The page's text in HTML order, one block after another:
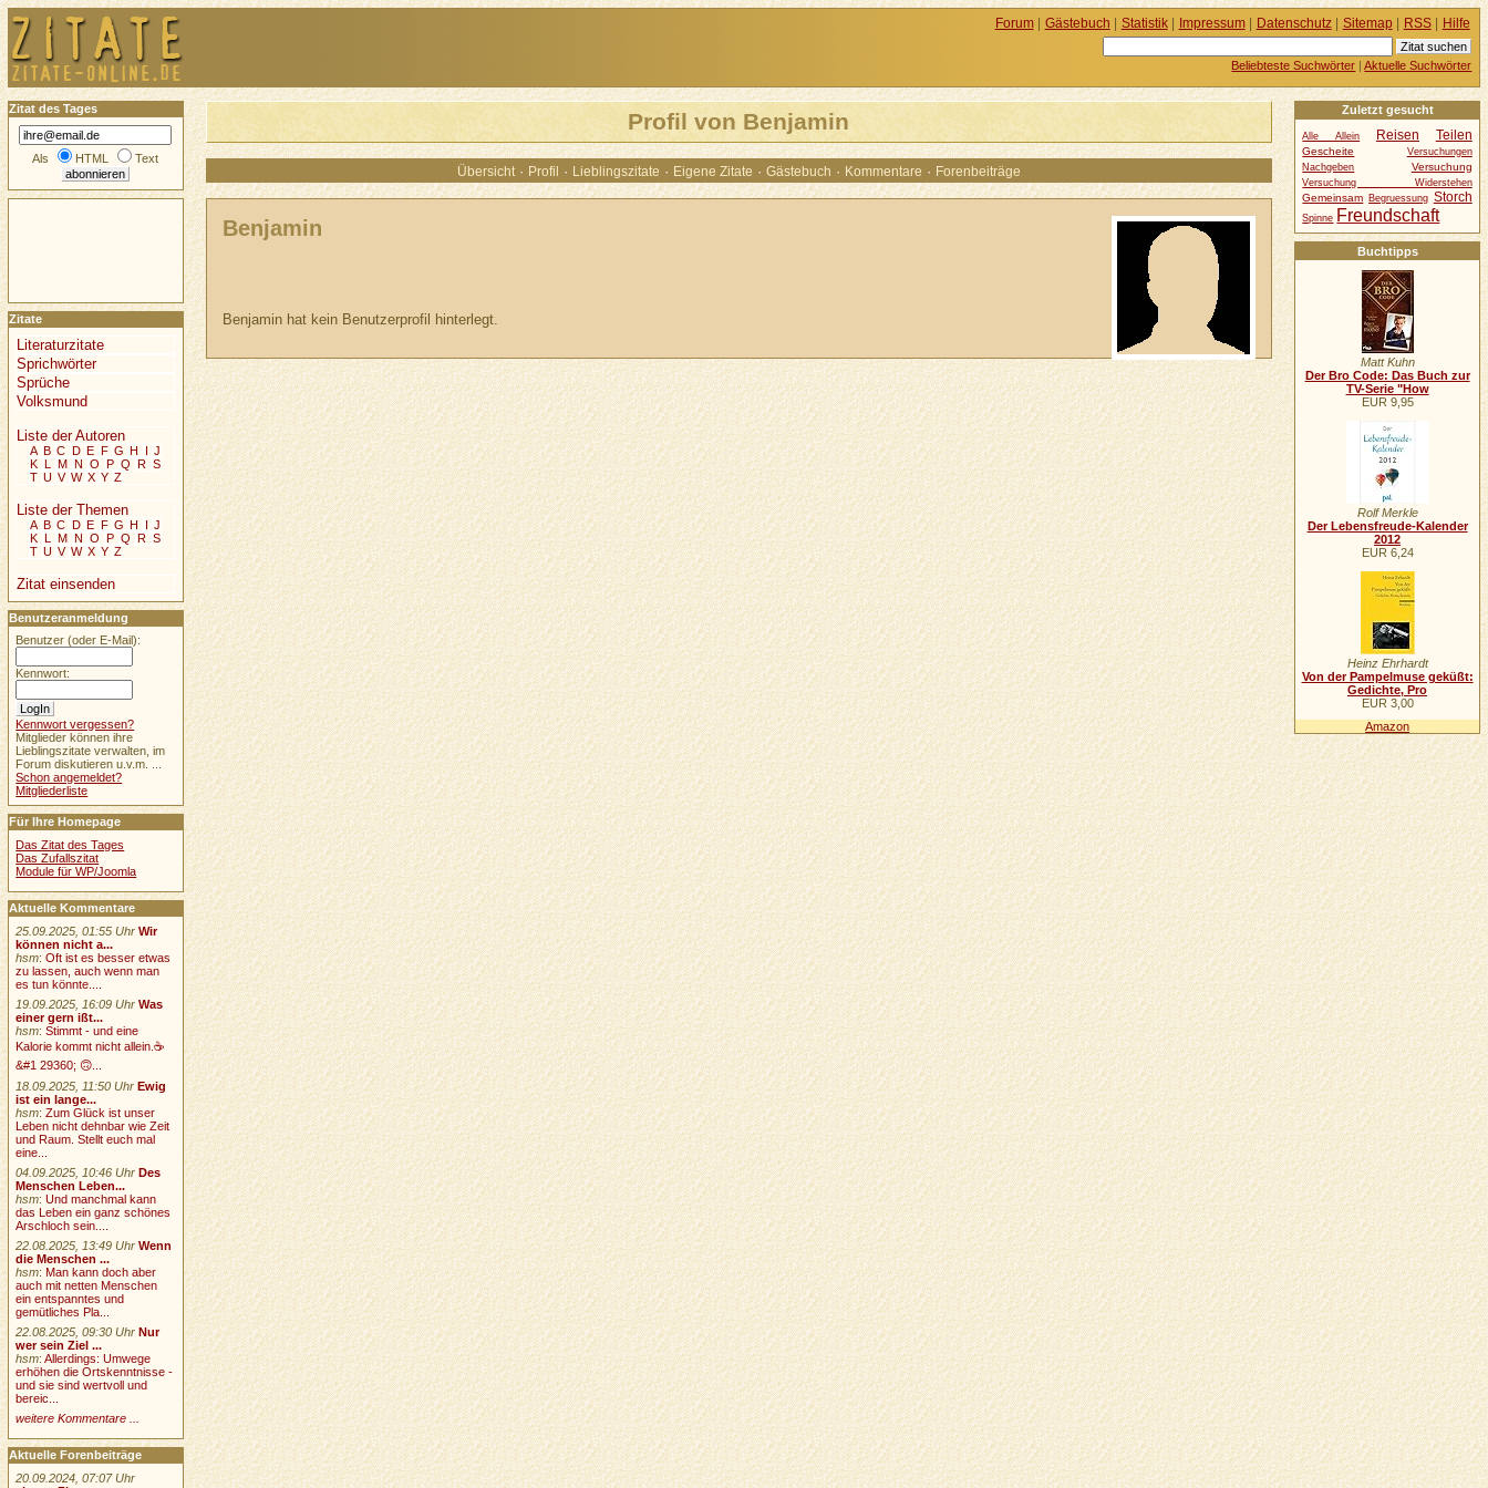
Profil von Benjamin
Übersicht · Profil · Lieblingszitate · Eigene Zitate · Gästebuch · Kommentare · Forenbeiträge
Benjamin
Benjamin hat kein Benutzerprofil hinterlegt.
Zuletzt gesucht
Alle Allein Reisen Teilen
Gescheite
Versuchungen
Nachgeben
Versuchung
Versuchung Widerstehen
Gemeinsam Begruessung Storch
Spinne Freundschaft
Buchtipps
Matt Kuhn
Der Bro Code: Das Buch zur
TV-Serie "How
EUR 9,95
Rolf Merkle
Der Lebensfreude-Kalender
2012
EUR 6,24
Heinz Ehrhardt
Von der Pampelmuse geküßt:
Gedichte, Pro
EUR 3,00
Amazon
Zitat des Tages
Als HTML Text
Zitate
Literaturzitate
Sprichwörter
Sprüche
Volksmund
Liste der Autoren
A B C D E F G H I J
K L M N O P Q R S
T U V W X Y Z
Liste der Themen
A B C D E F G H I J
K L M N O P Q R S
T U V W X Y Z
Zitat einsenden
Benutzeranmeldung
Benutzer (oder E-Mail):
Kennwort:
Kennwort vergessen?
Mitglieder können ihre
Lieblingszitate verwalten, im
Forum diskutieren u.v.m. ...
Schon angemeldet?
Mitgliederliste
Für Ihre Homepage
Das Zitat des Tages
Das Zufallszitat
Module für WP/Joomla
Aktuelle Kommentare
25.09.2025, 01:55 Uhr Wir
können nicht a...
hsm:Oft ist es besser etwas
zu lassen, auch wenn man
es tun könnte....
19.09.2025, 16:09 Uhr Was
einer gern ißt...
hsm:Stimmt - und eine
Kalorie kommt nicht allein.☕
&#1 29360; 🙃...
18.09.2025, 11:50 Uhr Ewig
ist ein lange...
hsm:Zum Glück ist unser
Leben nicht dehnbar wie Zeit
und Raum. Stellt euch mal
eine...
04.09.2025, 10:46 Uhr Des
Menschen Leben...
hsm:Und manchmal kann
das Leben ein ganz schönes
Arschloch sein....
22.08.2025, 13:49 Uhr Wenn
die Menschen ...
hsm:Man kann doch aber
auch mit netten Menschen
ein entspanntes und
gemütliches Pla...
22.08.2025, 09:30 Uhr Nur
wer sein Ziel ...
hsm:Allerdings: Umwege
erhöhen die Ortskenntnisse -
und sie sind wertvoll und
bereic...
weitere Kommentare ...
Aktuelle Forenbeiträge
20.09.2024, 07:07 Uhr
Forum| Gästebuch | Statistik| Impressum| Datenschutz| Sitemap| RSS| Hilfe
Beliebteste Suchwörter |Aktuelle Suchwörter